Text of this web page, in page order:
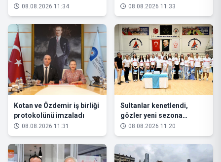
yanında
08.08.2026 11:34
Vekili Özdemir’i ziyaret
etti
08.08.2026 11:33
Kotan ve Özdemir iş birliği
protokolünü imzaladı
08.08.2026 11:31
Sultanlar kenetlendi,
gözler yeni sezona
çevrildi
08.08.2026 11:20